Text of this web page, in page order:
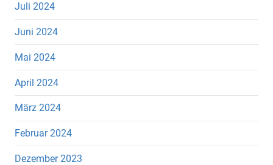
Juli 2024
Juni 2024
Mai 2024
April 2024
März 2024
Februar 2024
Dezember 2023